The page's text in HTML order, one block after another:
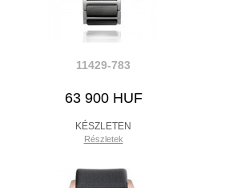
11429-783
63 900 HUF
KÉSZLETEN
Részletek